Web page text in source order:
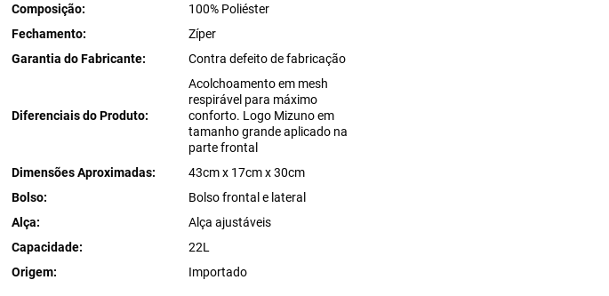
Composição
100% Poliéster
Fechamento
Zíper
Garantia do Fabricante
Contra defeito de fabricação
Diferenciais do Produto
Acolchoamento em mesh
respirável para máximo
conforto. Logo Mizuno em
tamanho grande aplicado na
parte frontal
Dimensões Aproximadas
43cm x 17cm x 30cm
Bolso
Bolso frontal e lateral
Alça
Alça ajustáveis
Capacidade
22L
Origem
Importado